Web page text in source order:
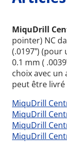
MiquDrill
pointer) NC
(.0197ˮ)
0.1 mm (
choix avec un
peut être
MiquDrill
MiquDrill
MiquDrill
MiquDrill